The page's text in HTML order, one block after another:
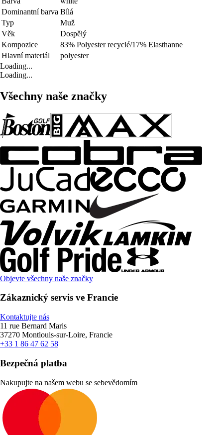
Dominantní barva Bílá
Typ
Muž
Věk
Dospělý
Kompozice
83% Polyester recyclé/17% Elasthanne
Hlavní materiál
polyester
Loading...
Loading...
Všechny naše značky
Objevte všechny naše značky
Zákaznický servis ve Francie
Kontaktujte nás
11 rue Bernard Maris
37270 Montlouis-sur-Loire, Francie
+33 1 86 47 62 58
Bezpečná platba
Nakupujte na našem webu se sebevědomím